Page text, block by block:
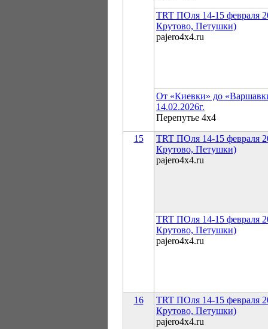
TRT ПОля 14-15 февраля
Крутово, Петушки)
pajero4x4.ru
От «Киевки» до
14.02.2026г.
Перепутье 4х4
15
TRT ПОля 14-15 февраля
Крутово, Петушки)
pajero4x4.ru
TRT ПОля 14-15 февраля
Крутово, Петушки)
pajero4x4.ru
16
TRT ПОля 14-15 февраля
Крутово, Петушки)
pajero4x4.ru